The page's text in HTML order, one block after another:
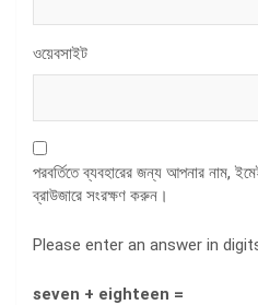
ওয়েবসাইট
পরবর্তিতে ব্যবহারের জন্য আপনার নাম,
ব্রাউজারে সংরক্ষণ করুন।
Please enter an answer in
seven + eighteen =